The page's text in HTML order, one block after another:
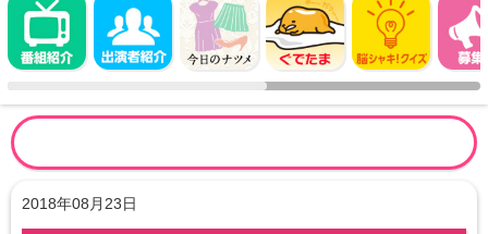
2018年08月23日